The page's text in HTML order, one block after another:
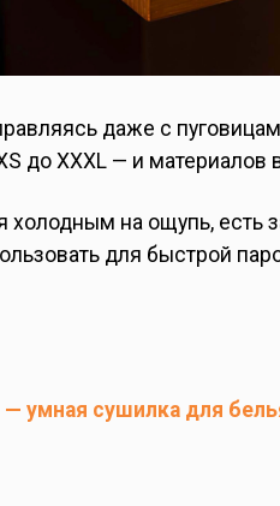
даже с
до XXXL — и материалов
холодным на ощупь, есть
для быстрой
умная сушилка для